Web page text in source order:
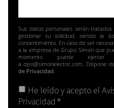
Sus datos personales serán
gestionar su solicitud, siendo la
consentimiento. En caso de ser
a la empresa de Grupo Simon que
momento puede ejercer
a dpo@simonelectric.com. Dispone
de Privacidad.
He leído y acepto el
Privacidad *